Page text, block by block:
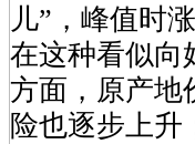
儿”，峰值时
在这种看似向
方面，原产地
险也逐步上升